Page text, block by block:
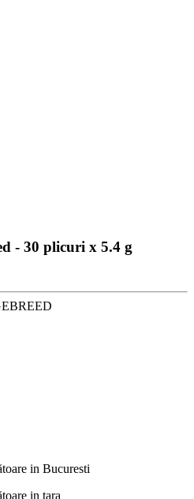
- 30 plicuri x 5.4 g
in Bucuresti
in tara